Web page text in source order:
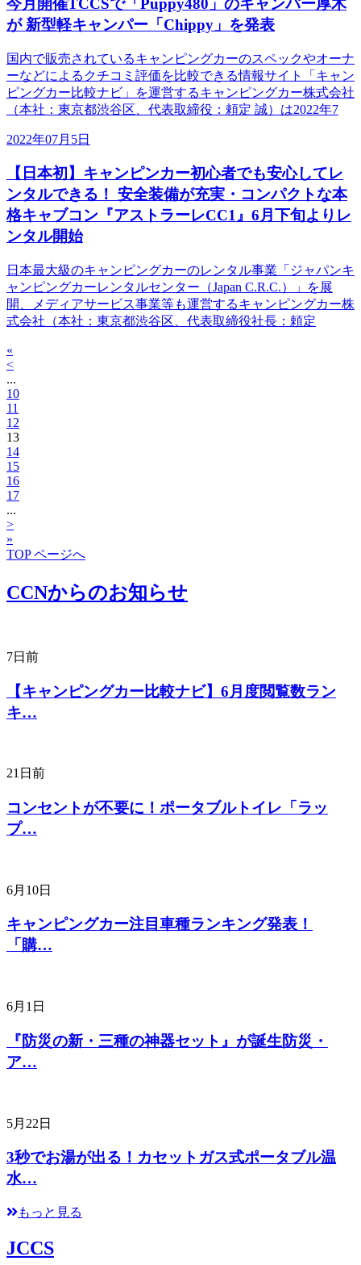
今月開催TCCSで「Puppy480」のキャンパー厚木
が 新型軽キャンパー「Chippy」を発表
国内で販売されているキャンピングカーのスペックやオーナ
ーなどによるクチコミ評価を比較できる情報サイト「キャン
ピングカー比較ナビ」を運営するキャンピングカー株式会社
（本社：東京都渋谷区、代表取締役：頼定 誠）は2022年7
2022年07月5日
【日本初】キャンピンカー初心者でも安心してレ
ンタルできる！ 安全装備が充実・コンパクトな本
格キャブコン『アストラーレCC1』6月下旬よりレ
ンタル開始
日本最大級のキャンピングカーのレンタル事業「ジャパンキ
ャンピングカーレンタルセンター（Japan C.R.C.）」を展
開、メディアサービス事業等も運営するキャンピングカー株
式会社（本社：東京都渋谷区、代表取締役社長：頼定
«
<
...
10
11
12
13
14
15
16
17
...
>
»
TOP ページへ
CCNからのお知らせ
7日前
【キャンピングカー比較ナビ】6月度閲覧数ラン
キ…
21日前
コンセントが不要に！ポータブルトイレ「ラッ
プ…
6月10日
キャンピングカー注目車種ランキング発表！
「購…
6月1日
『防災の新・三種の神器セット』が誕生防災・
ア…
5月22日
3秒でお湯が出る！カセットガス式ポータブル温
水…
もっと見る
JCCS